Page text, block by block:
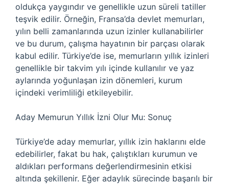
oldukça yaygındır ve genellikle uzun süreli tatiller
teşvik edilir. Örneğin, Fransa’da devlet memurları,
yılın belli zamanlarında uzun izinler kullanabilirler
ve bu durum, çalışma hayatının bir parçası olarak
kabul edilir. Türkiye’de ise, memurların yıllık izinleri
genellikle bir takvim yılı içinde kullanılır ve yaz
aylarında yoğunlaşan izin dönemleri, kurum
içindeki verimliliği etkileyebilir.
Aday Memurun Yıllık İzni Olur Mu: Sonuç
Türkiye’de aday memurlar, yıllık izin haklarını elde
edebilirler, fakat bu hak, çalıştıkları kurumun ve
aldıkları performans değerlendirmesinin etkisi
altında şekillenir. Eğer adaylık sürecinde başarılı bir